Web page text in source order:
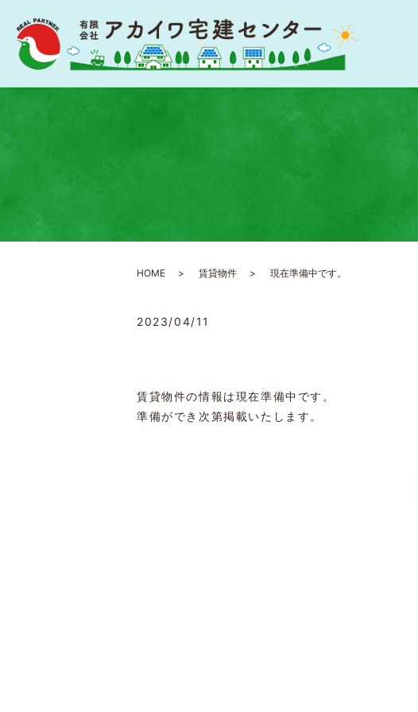
HOME 賃貸物件 現在準備中です。
2023/04/11
賃貸物件の情報は現在準備中です。
準備ができ次第掲載いたします。